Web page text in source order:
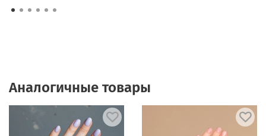
Аналогичные товары